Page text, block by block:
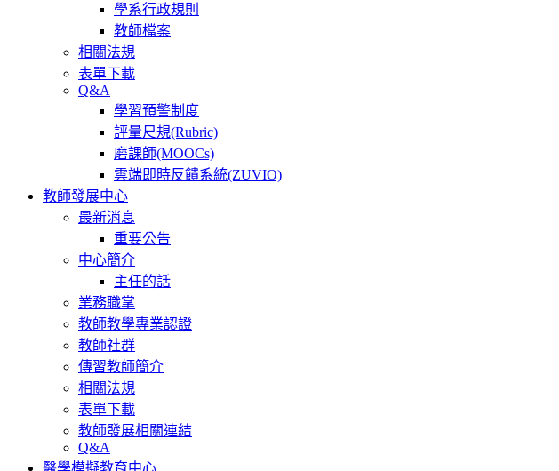
學系行政規則
教師檔案
相關法規
表單下載
Q&A
學習預警制度
評量尺規(Rubric)
磨課師(MOOCs)
雲端即時反饋系統(ZUVIO)
教師發展中心
最新消息
重要公告
中心簡介
主任的話
業務職掌
教師教學專業認證
教師社群
傳習教師簡介
相關法規
表單下載
教師發展相關連結
Q&A
醫學模擬教育中心